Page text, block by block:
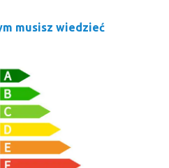
musisz wiedzieć